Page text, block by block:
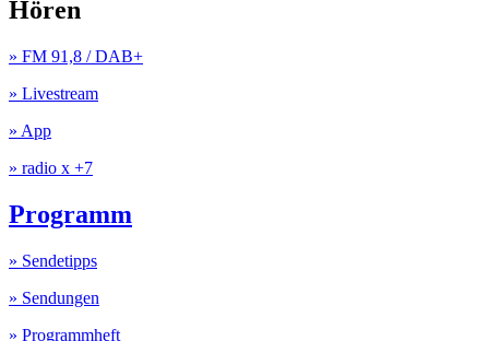
Hören
» FM 91,8 / DAB+
» Livestream
» App
» radio x +7
Programm
» Sendetipps
» Sendungen
» Programmheft